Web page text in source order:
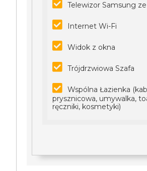
Telewizor Samsung
Internet Wi-Fi
Widok z okna
Trójdrzwiowa Szafa
Wspólna Łazienka
prysznicowa, umywalka,
ręczniki, kosmetyki)